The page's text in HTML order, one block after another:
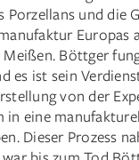
Porzellans und die
Europas
Böttger
es ist sein
von der
in eine
Dieser Prozess